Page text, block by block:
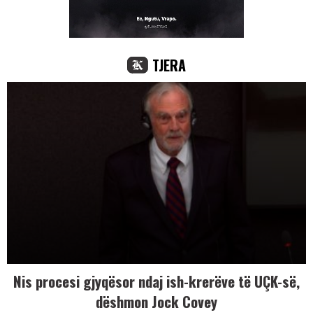
TJERA
Nis procesi gjyqësor ndaj ish-krerëve të UÇK-së,
dëshmon Jock Covey